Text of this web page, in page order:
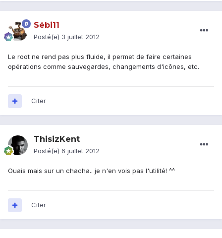
Sébi11
Posté(e) 3 juillet 2012
Le root ne rend pas plus fluide, il permet de faire certaines
opérations comme sauvegardes, changements d'icônes, etc.
Citer
ThisizKent
Posté(e) 6 juillet 2012
Ouais mais sur un chacha.. je n'en vois pas l'utilité! ^^
Citer